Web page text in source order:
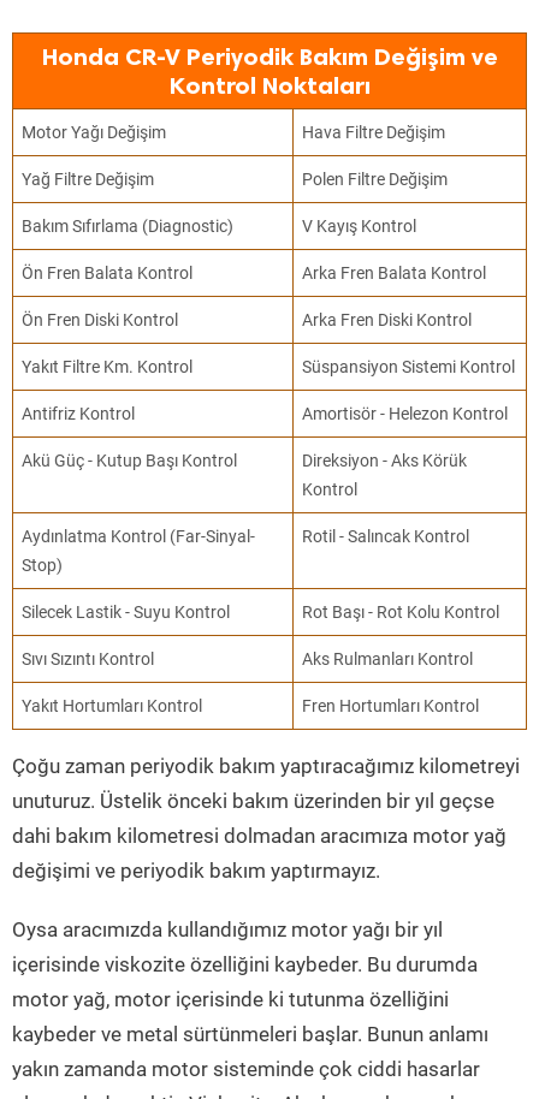
Honda CR-V Periyodik Bakım Değişim ve
Kontrol Noktaları
Motor Yağı Değişim Hava Filtre Değişim
Yağ Filtre Değişim Polen Filtre Değişim
Bakım Sıfırlama (Diagnostic) V Kayış Kontrol
Ön Fren Balata Kontrol Arka Fren Balata Kontrol
Ön Fren Diski Kontrol Arka Fren Diski Kontrol
Yakıt Filtre Km. Kontrol Süspansiyon Sistemi Kontrol
Antifriz Kontrol Amortisör - Helezon Kontrol
Akü Güç - Kutup Başı Kontrol
Direksiyon - Aks Körük
Kontrol
Aydınlatma Kontrol (Far-Sinyal-
Stop)
Rotil - Salıncak Kontrol
Silecek Lastik - Suyu Kontrol Rot Başı - Rot Kolu Kontrol
Sıvı Sızıntı Kontrol Aks Rulmanları Kontrol
Yakıt Hortumları Kontrol Fren Hortumları Kontrol
Çoğu zaman periyodik bakım yaptıracağımız kilometreyi
unuturuz. Üstelik önceki bakım üzerinden bir yıl geçse
dahi bakım kilometresi dolmadan aracımıza motor yağ
değişimi ve periyodik bakım yaptırmayız.
Oysa aracımızda kullandığımız motor yağı bir yıl
içerisinde viskozite özelliğini kaybeder. Bu durumda
motor yağ, motor içerisinde ki tutunma özelliğini
kaybeder ve metal sürtünmeleri başlar. Bunun anlamı
yakın zamanda motor sisteminde çok ciddi hasarlar